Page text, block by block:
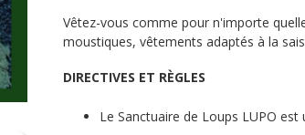
Vêtez-vous comme pour n'importe
moustiques, vêtements adaptés à la
DIRECTIVES ET RÈGLES
Le Sanctuaire de Loups LUPO